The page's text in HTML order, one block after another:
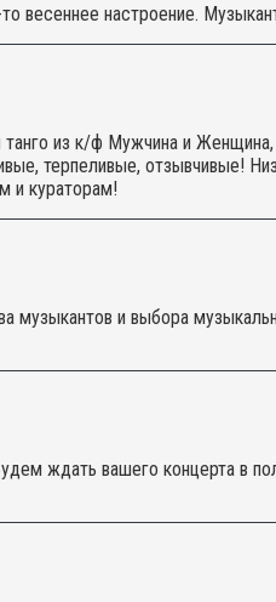
настроение.
из к/ф Мужчина и
терпеливые, отзывчивые!
и кураторам!
музыкантов и выбора
ждать вашего концерта в